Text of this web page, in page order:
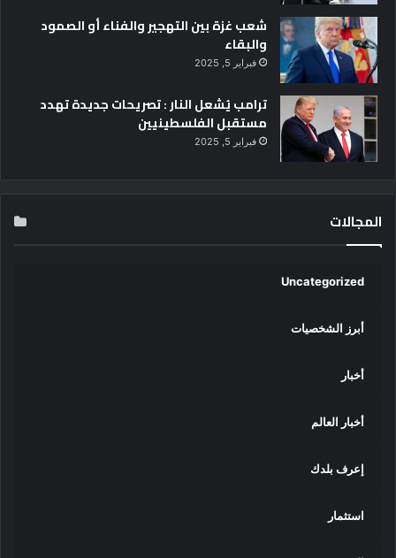
شعب غزة بين التهجير والفناء أو الصمود
والبقاء
فبراير 5, 2025
ترامب يُشعل النار : تصريحات جديدة تهدد
مستقبل الفلسطينيين
فبراير 5, 2025
المجالات
Uncategorized
أبرز الشخصيات
أخبار
أخبار العالم
إعرف بلدك
استثمار